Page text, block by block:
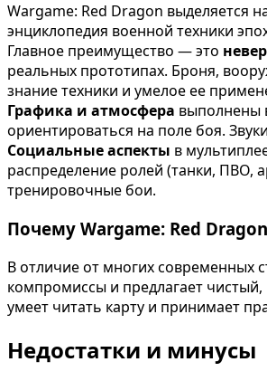
Wargame: Red Dragon выделяется
энциклопедия военной техники
Главное преимущество — это
реальных прототипах. Броня,
знание техники и умелое ее
Графика и атмосфера выполнены
ориентироваться на поле боя.
Социальные аспекты в
распределение ролей (танки, ПВО,
тренировочные бои.
Почему Wargame: Red
В отличие от многих современных
компромиссы и предлагает
умеет читать карту и принимает
Недостатки и минусы